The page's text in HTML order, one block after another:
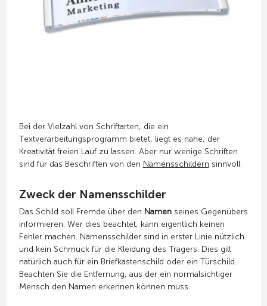
Bei der Vielzahl von Schriftarten, die ein
Textverarbeitungsprogramm bietet, liegt es nahe, der
Kreativität freien Lauf zu lassen. Aber nur wenige Schriften
sind für das Beschriften von den Namensschildern sinnvoll.
Zweck der Namensschilder
Das Schild soll Fremde über den Namenseines Gegenübers
informieren. Wer dies beachtet, kann eigentlich keinen
Fehler machen. Namensschilder sind in erster Linie nützlich
und kein Schmuck für die Kleidung des Trägers. Dies gilt
natürlich auch für ein Briefkastenschild oder ein Türschild.
Beachten Sie die Entfernung, aus der ein normalsichtiger
Mensch den Namen erkennen können muss.